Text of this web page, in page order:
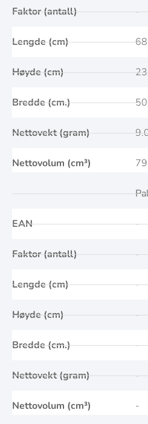
Faktor (antall)
Lengde (cm)
Høyde (cm)
Bredde (cm.)
Nettovekt (gram)
Nettovolum (cm³)
-
EAN
Faktor (antall)
Lengde (cm)
Høyde (cm)
Bredde (cm.)
Nettovekt (gram)
Nettovolum (cm³)
-
-
-
-
-
-
-